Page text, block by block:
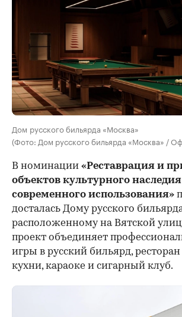
Дом русского бильярда «Москва»
(Фото: Дом русского бильярда «Москва» /
В номинации «Реставрация и
объектов культурного
современного использования»
досталась Дому русского
расположенному на Вятской
проект объединяет
игры в русский бильярд,
кухни, караоке и сигарный клуб.